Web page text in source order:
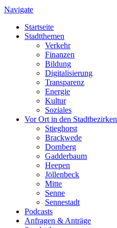
Navigate
Startseite
Stadtthemen
Verkehr
Finanzen
Bildung
Digitalisierung
Transparenz
Energie
Kultur
Soziales
Vor Ort in den Stadtbezirken
Stieghorst
Brackwede
Dornberg
Gadderbaum
Heepen
Jöllenbeck
Mitte
Senne
Sennestadt
Podcasts
Anfragen & Anträge